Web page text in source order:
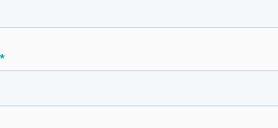
sacolas
*